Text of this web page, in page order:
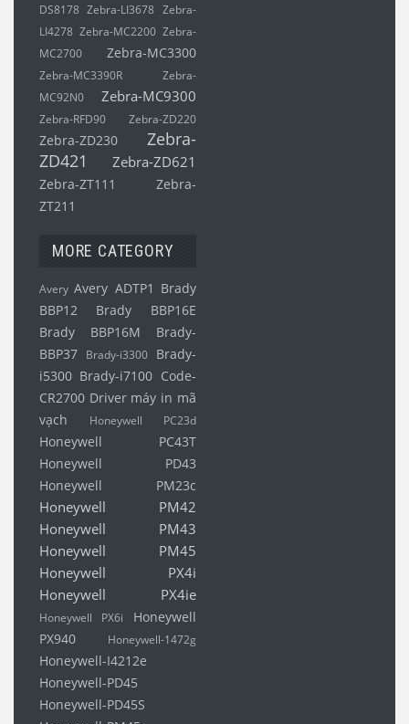
DS8178 Zebra-LI3678 Zebra-
LI4278 Zebra-MC2200 Zebra-
MC2700
Zebra-MC3300
Zebra-MC3390R
Zebra-
MC92N0
Zebra-MC9300
Zebra-RFD90 Zebra-ZD220
Zebra-ZD230
Zebra-
ZD421
Zebra-ZD621
Zebra-ZT111
Zebra-
ZT211
MORE CATEGORY
Avery Avery ADTP1
Brady
BBP12
Brady BBP16E
Brady BBP16M
Brady-
BBP37 Brady-i3300 Brady-
i5300 Brady-i7100 Code-
CR2700 Driver máy in mã
vạch
Honeywell PC23d
Honeywell PC43T
Honeywell PD43
Honeywell PM23c
Honeywell PM42
Honeywell PM43
Honeywell PM45
Honeywell PX4i
Honeywell PX4ie
Honeywell PX6i
Honeywell
PX940
Honeywell-1472g
Honeywell-I4212e
Honeywell-PD45
Honeywell-PD45S